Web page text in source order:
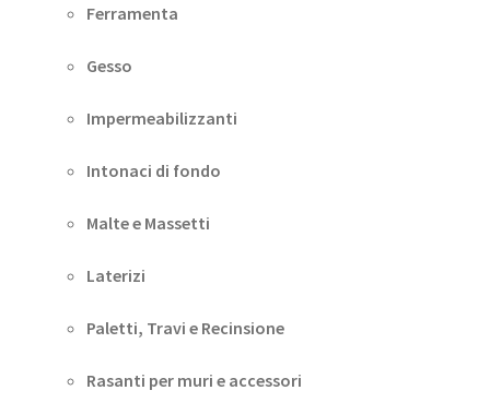
Ferramenta
Gesso
Impermeabilizzanti
Intonaci di fondo
Malte e Massetti
Laterizi
Paletti, Travi e Recinsione
Rasanti per muri e accessori